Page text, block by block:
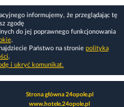
informujemy, że przeglądając tę
zgodę
do jej poprawnego funkcjonowania
.
Państwo na stronie polityka
.
i ukryć komunikat.
Strona główna 24opole.pl
www.hotele.24opole.pl